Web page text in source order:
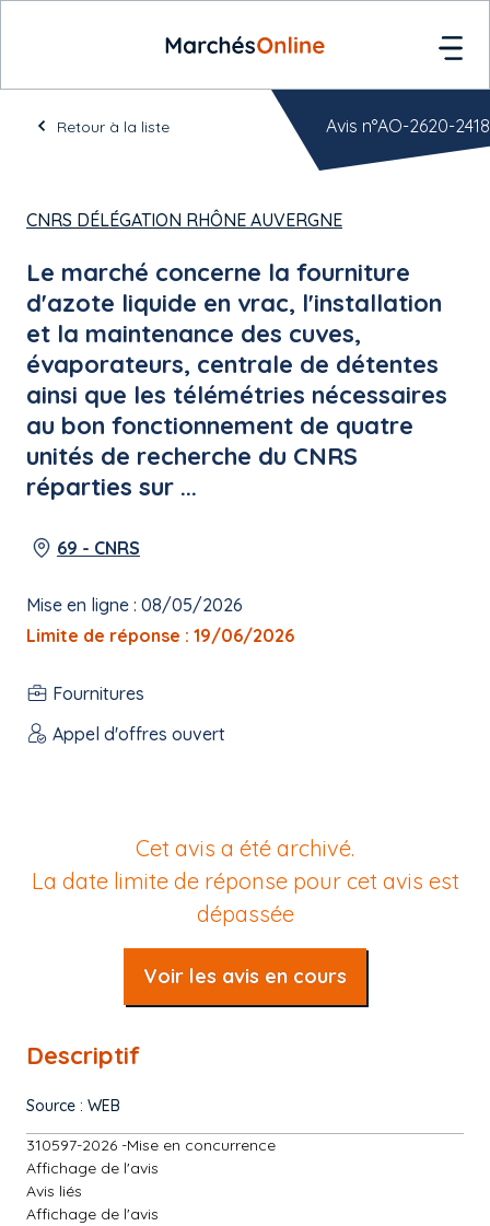
Retour à la liste
CNRS DÉLÉGATION RHÔNE AUVERGNE
Le marché concerne la fourniture
d'azote liquide en vrac, l'installation
et la maintenance des cuves,
évaporateurs, centrale de détentes
ainsi que les télémétries nécessaires
au bon fonctionnement de quatre
unités de recherche du CNRS
réparties sur ...
69 - CNRS
Mise en ligne : 08/05/2026
Limite de réponse : 19/06/2026
Fournitures
Appel d'offres ouvert
Avis n°AO-2620-2418
Cet avis a été archivé.
La date limite de réponse pour cet avis est
dépassée
Voir les avis en cours
Descriptif
Source : WEB
310597-2026 -Mise en concurrence
Affichage de l'avis
Avis liés
Affichage de l'avis